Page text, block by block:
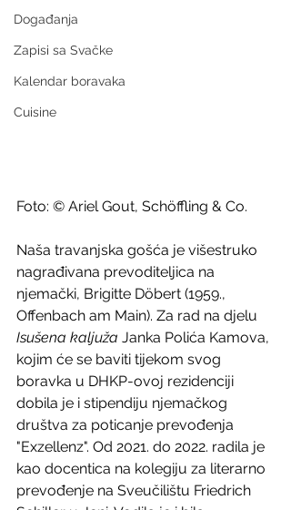
Događanja
Zapisi sa Svačke
Kalendar boravaka
Cuisine
Foto: © Ariel Gout, Schöffling & Co.
Naša travanjska gošća je višestruko
nagrađivana prevoditeljica na
njemački, Brigitte Döbert (1959.,
Offenbach am Main). Za rad na djelu
Isušena kaljuža Janka Polića Kamova,
kojim će se baviti tijekom svog
boravka u DHKP-ovoj rezidenciji
dobila je i stipendiju njemačkog
društva za poticanje prevođenja
"Exzellenz". Od 2021. do 2022. radila je
kao docentica na kolegiju za literarno
prevođenje na Sveučilištu Friedrich